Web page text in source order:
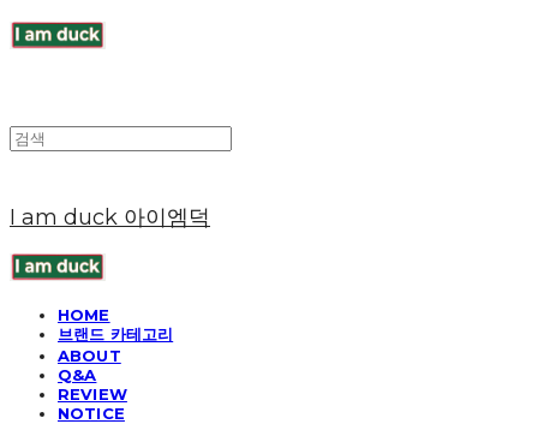
I am duck 아이엠덕
HOME
브랜드 카테고리
ABOUT
Q&A
REVIEW
NOTICE